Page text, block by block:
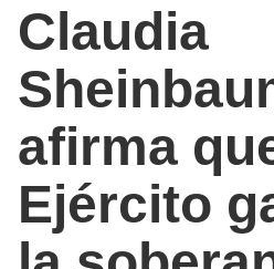
Claudia
afirma
Ejército